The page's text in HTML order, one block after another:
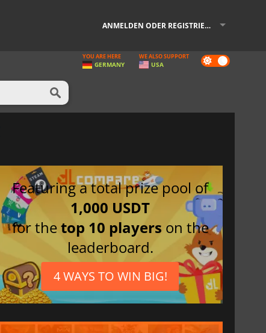
ANMELDEN ODER REGISTRIEREN
Dark
mode
YOU ARE HERE
GERMANY
WE ALSO SUPPORT
USA
Featuring a total prize pool of
1,000 USDT
for thetop 10 players on the
leaderboard.
4 WAYS TO WIN BIG!